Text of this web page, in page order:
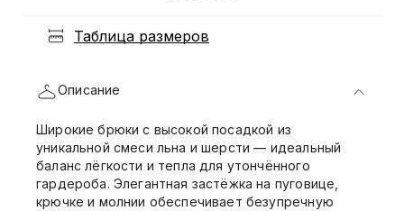
Таблица размеров
Описание
Широкие брюки с высокой посадкой из
уникальной смеси льна и шерсти — идеальный
баланс лёгкости и тепла для утончённого
гардероба. Элегантная застёжка на пуговице,
крючке и молнии обеспечивает безупречную